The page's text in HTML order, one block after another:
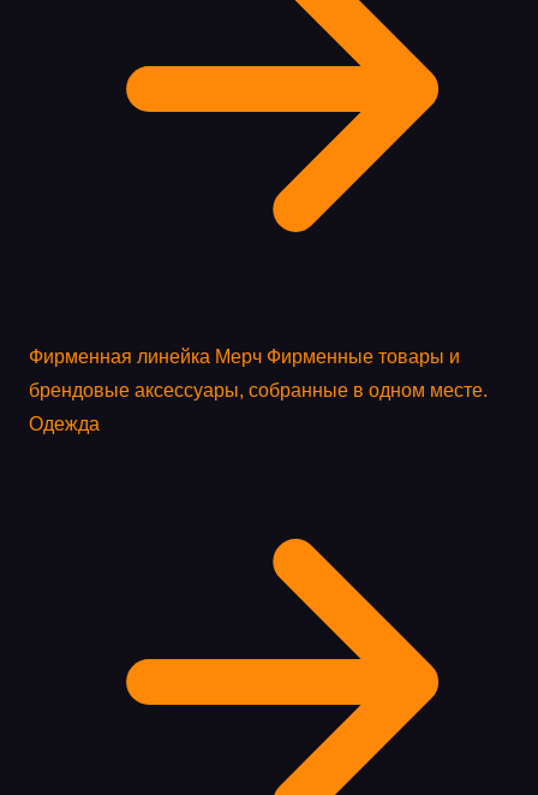
Фирменная линейка Мерч Фирменные товары и
брендовые аксессуары, собранные в одном месте.
Одежда